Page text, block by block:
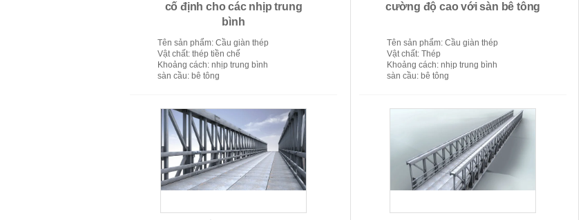
Thiết bị cứu hộ lũ lụt Cầu thép giàn
cố định cho các nhịp trung
bình
Tên sản phẩm: Cầu giàn thép
Vật chất: thép tiền chế
Khoảng cách: nhịp trung bình
sàn cầu: bê tông
cường độ cao với sàn bê tông
Tên sản phẩm: Cầu giàn thép
Vật chất: Thép
Khoảng cách: nhịp trung bình
sàn cầu: bê tông